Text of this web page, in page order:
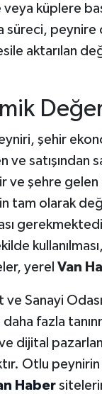
küplere
süreci, peynire
aktarılan
şehir
ve satışından
ve şehre
tam olarak
yerel Van
ve Sanayi
fazla
dijital
Otlu
Haber